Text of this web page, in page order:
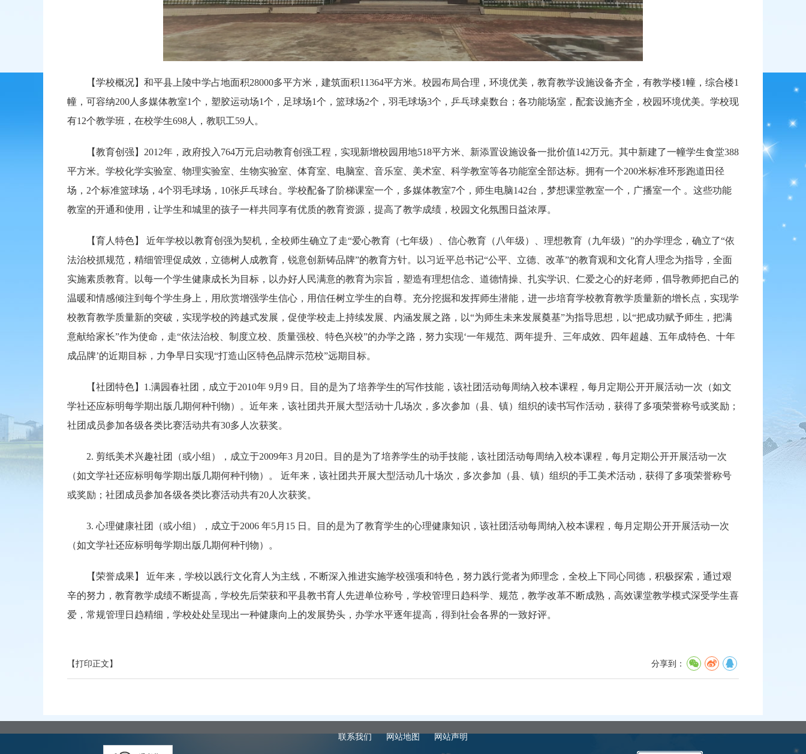
【学校概况】和平县上陵中学占地面积28000多平方米，建筑面积11364平方米。校园布局合理，环境优美，教育教学设施设备齐全，有教学楼1幢，综合楼1
幢，可容纳200人多媒体教室1个，塑胶运动场1个，足球场1个，篮球场2个，羽毛球场3个，乒乓球桌数台；各功能场室，配套设施齐全，校园环境优美。学校现
有12个教学班，在校学生698人，教职工59人。
【教育创强】2012年，政府投入764万元启动教育创强工程，实现新增校园用地518平方米、新添置设施设备一批价值142万元。其中新建了一幢学生食堂388
平方米。学校化学实验室、物理实验室、生物实验室、体育室、电脑室、音乐室、美术室、科学教室等各功能室全部达标。拥有一个200米标准环形跑道田径
场，2个标准篮球场，4个羽毛球场，10张乒乓球台。学校配备了阶梯课室一个，多媒体教室7个，师生电脑142台，梦想课堂教室一个，广播室一个 。这些功能
教室的开通和使用，让学生和城里的孩子一样共同享有优质的教育资源，提高了教学成绩，校园文化氛围日益浓厚。
【育人特色】 近年学校以教育创强为契机，全校师生确立了走“爱心教育（七年级）、信心教育（八年级）、理想教育（九年级）”的办学理念，确立了“依
法治校抓规范，精细管理促成效，立德树人成教育，锐意创新铸品牌”的教育方针。以习近平总书记“公平、立德、改革”的教育观和文化育人理念为指导，全面
实施素质教育。以每一个学生健康成长为目标，以办好人民满意的教育为宗旨，塑造有理想信念、道德情操、扎实学识、仁爱之心的好老师，倡导教师把自己的
温暖和情感倾注到每个学生身上，用欣赏增强学生信心，用信任树立学生的自尊。充分挖掘和发挥师生潜能，进一步培育学校教育教学质量新的增长点，实现学
校教育教学质量新的突破，实现学校的跨越式发展，促使学校走上持续发展、内涵发展之路，以“为师生未来发展奠基”为指导思想，以“把成功赋予师生，把满
意献给家长”作为使命，走“依法治校、制度立校、质量强校、特色兴校”的办学之路，努力实现‘一年规范、两年提升、三年成效、四年超越、五年成特色、十年
成品牌’的近期目标，力争早日实现“打造山区特色品牌示范校”远期目标。
【社团特色】1.满园春社团，成立于2010年 9月9 日。目的是为了培养学生的写作技能，该社团活动每周纳入校本课程，每月定期公开开展活动一次（如文
学社还应标明每学期出版几期何种刊物）。近年来，该社团共开展大型活动十几场次，多次参加（县、镇）组织的读书写作活动，获得了多项荣誉称号或奖励；
社团成员参加各级各类比赛活动共有30多人次获奖。
2. 剪纸美术兴趣社团（或小组），成立于2009年3 月20日。目的是为了培养学生的动手技能，该社团活动每周纳入校本课程，每月定期公开开展活动一次
（如文学社还应标明每学期出版几期何种刊物）。 近年来，该社团共开展大型活动几十场次，多次参加（县、镇）组织的手工美术活动，获得了多项荣誉称号
或奖励；社团成员参加各级各类比赛活动共有20人次获奖。
3. 心理健康社团（或小组），成立于2006 年5月15 日。目的是为了教育学生的心理健康知识，该社团活动每周纳入校本课程，每月定期公开开展活动一次
（如文学社还应标明每学期出版几期何种刊物）。
【荣誉成果】 近年来，学校以践行文化育人为主线，不断深入推进实施学校强项和特色，努力践行觉者为师理念，全校上下同心同德，积极探索，通过艰
辛的努力，教育教学成绩不断提高，学校先后荣获和平县教书育人先进单位称号，学校管理日趋科学、规范，教学改革不断成熟，高效课堂教学模式深受学生喜
爱，常规管理日趋精细，学校处处呈现出一种健康向上的发展势头，办学水平逐年提高，得到社会各界的一致好评。
分享到：
【打印正文】
联系我们 网站地图 网站声明